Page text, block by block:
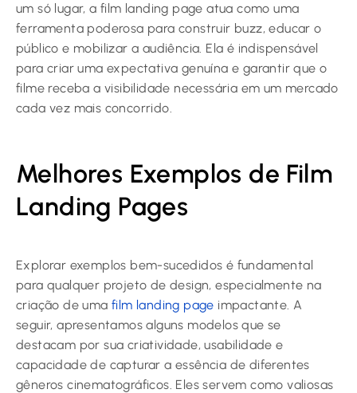
um só lugar, a film landing page atua como uma
ferramenta poderosa para construir buzz, educar o
público e mobilizar a audiência. Ela é indispensável
para criar uma expectativa genuína e garantir que o
filme receba a visibilidade necessária em um mercado
cada vez mais concorrido.
Melhores Exemplos de Film
Landing Pages
Explorar exemplos bem-sucedidos é fundamental
para qualquer projeto de design, especialmente na
criação de umafilm landing page impactante. A
seguir, apresentamos alguns modelos que se
destacam por sua criatividade, usabilidade e
capacidade de capturar a essência de diferentes
gêneros cinematográficos. Eles servem como valiosas